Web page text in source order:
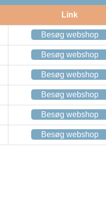
Link
Besøg webshop
Besøg webshop
Besøg webshop
Besøg webshop
Besøg webshop
Besøg webshop